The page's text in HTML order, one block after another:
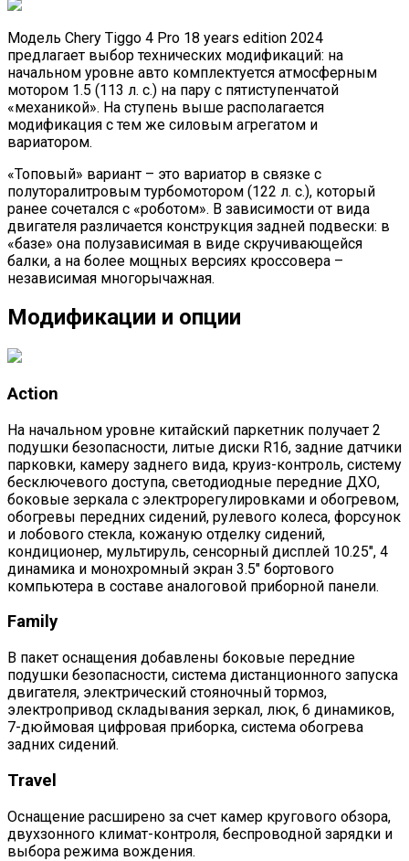
Модель Chery Tiggo 4 Pro 18 years edition 2024
предлагает выбор технических модификаций: на
начальном уровне авто комплектуется атмосферным
мотором 1.5 (113 л. с.) на пару с пятиступенчатой
«механикой». На ступень выше располагается
модификация с тем же силовым агрегатом и
вариатором.
«Топовый» вариант – это вариатор в связке с
полуторалитровым турбомотором (122 л. с.), который
ранее сочетался с «роботом». В зависимости от вида
двигателя различается конструкция задней подвески: в
«базе» она полузависимая в виде скручивающейся
балки, а на более мощных версиях кроссовера –
независимая многорычажная.
Модификации и опции
Action
На начальном уровне китайский паркетник получает 2
подушки безопасности, литые диски R16, задние датчики
парковки, камеру заднего вида, круиз-контроль, систему
бесключевого доступа, светодиодные передние ДХО,
боковые зеркала с электрорегулировками и обогревом,
обогревы передних сидений, рулевого колеса, форсунок
и лобового стекла, кожаную отделку сидений,
кондиционер, мультируль, сенсорный дисплей 10.25″, 4
динамика и монохромный экран 3.5″ бортового
компьютера в составе аналоговой приборной панели.
Family
В пакет оснащения добавлены боковые передние
подушки безопасности, система дистанционного запуска
двигателя, электрический стояночный тормоз,
электропривод складывания зеркал, люк, 6 динамиков,
7-дюймовая цифровая приборка, система обогрева
задних сидений.
Travel
Оснащение расширено за счет камер кругового обзора,
двухзонного климат-контроля, беспроводной зарядки и
выбора режима вождения.